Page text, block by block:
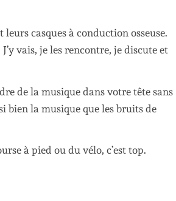
casques à conduction osseuse.
vais, je les rencontre, je discute et
de la musique dans votre tête sans
bien la musique que les bruits de
à pied ou du vélo, c’est top.